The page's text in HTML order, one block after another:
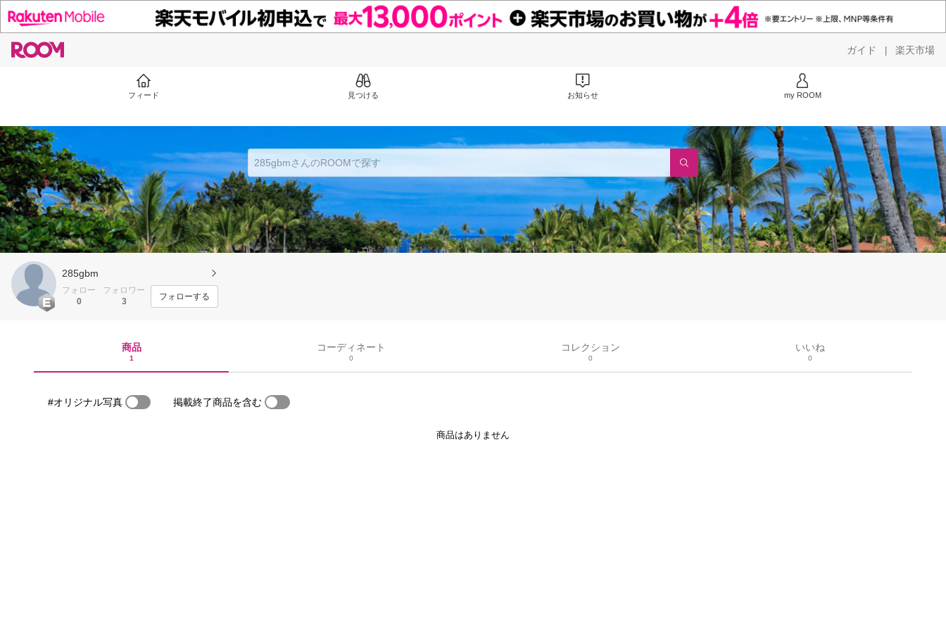
ガイド | 楽天市場
フィード 見つける お知らせ my ROOM
285gbm
フォロー
0
フォロワー
3
フォローする
商品
1
コーディネート
0
コレクション
0
いいね
0
#オリジナル写真 掲載終了商品を含む
商品はありません